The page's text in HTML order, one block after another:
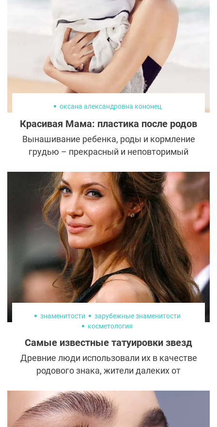
оксана александровна кононец
Красивая Мама: пластика после родов
Вынашивание ребенка, роды и кормление
грудью – прекрасный и неповторимый
всегда тело мамочек приходит в норму
после рождения ребенка. Основными
проблемами становятся отвисшая грудь,
кожная складка на животе, изменение
контуров тела за счет избыточного
отложения жира в определенных зонах.
Эти изменения выглядят не эстетично,
формируют комплексы и занижают
самооценку женщины. К счастью
современная пластическая хирургия
отлично справляется с этими проблемами.
знаменитости
зарубежные знаменитости
косметология
Самые известные татуировки звезд
Древние люди использовали их в качестве
родового знака, жители далеких от
раскраску и сведения о семейном
положении, моряки – как залог
возвращения домой. Давным-давно